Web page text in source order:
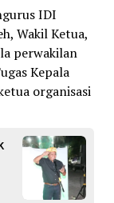
IDI
Wakil Ketua,
perwakilan
Kepala
organisasi